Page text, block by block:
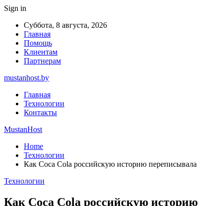
Sign in
Суббота, 8 августа, 2026
Главная
Помощь
Клиентам
Партнерам
mustanhost.by
Главная
Технологии
Контакты
MustanHost
Home
Технологии
Как Coca Cola российскую историю переписывала
Технологии
Как Coca Cola российскую историю